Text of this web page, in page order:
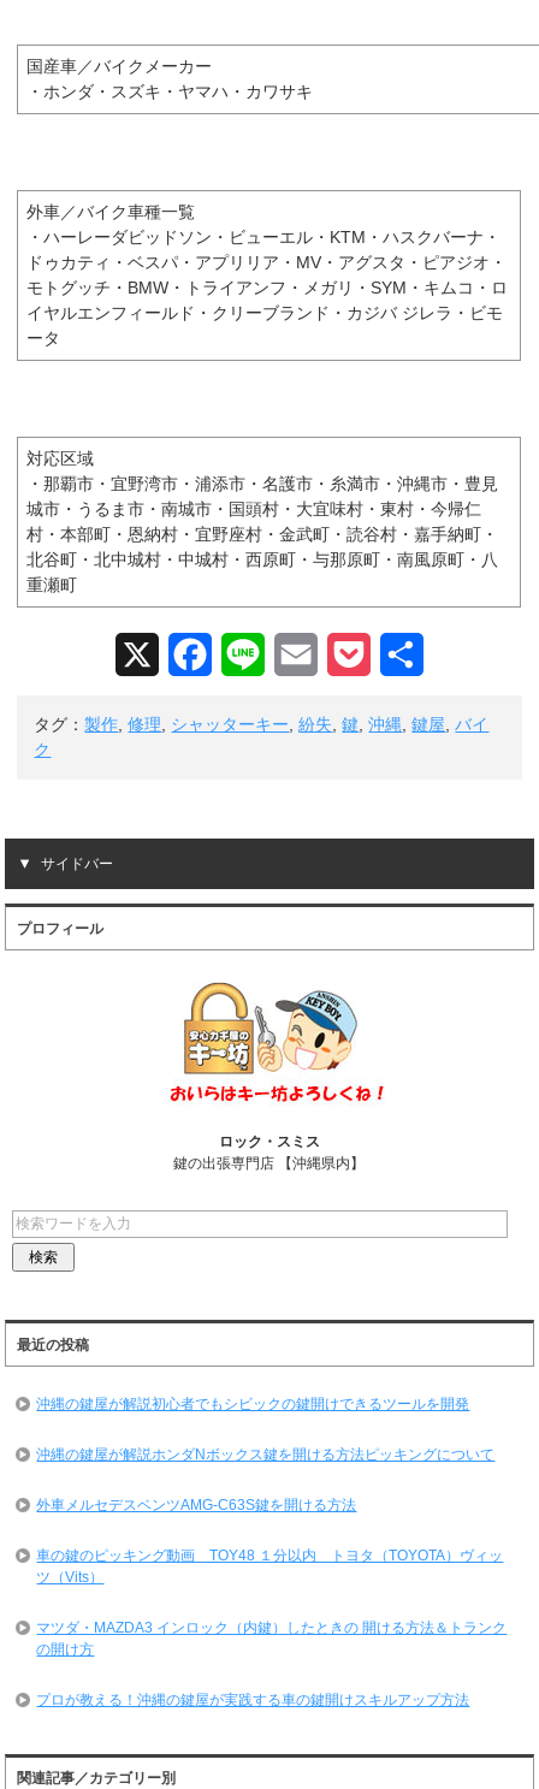
国産車／バイクメーカー
・ホンダ・スズキ・ヤマハ・カワサキ
外車／バイク車種一覧
・ハーレーダビッドソン・ビューエル・KTM・ハスクバーナ・
ドゥカティ・ベスパ・アプリリア・MV・アグスタ・ピアジオ・
モトグッチ・BMW・トライアンフ・メガリ・SYM・キムコ・ロ
イヤルエンフィールド・クリーブランド・カジバ ジレラ・ビモ
ータ
対応区域
・那覇市・宜野湾市・浦添市・名護市・糸満市・沖縄市・豊見
城市・うるま市・南城市・国頭村・大宜味村・東村・今帰仁
村・本部町・恩納村・宜野座村・金武町・読谷村・嘉手納町・
北谷町・北中城村・中城村・西原町・与那原町・南風原町・八
重瀬町
o
k
タグ：製作,修理, シャッターキー,紛失,鍵,沖縄,鍵屋,バイ
ク
サイドバー
プロフィール
ロック・スミス
鍵の出張専門店 【沖縄県内】
最近の投稿
沖縄の鍵屋が解説初心者でもシビックの鍵開けできるツールを開発
沖縄の鍵屋が解説ホンダNボックス鍵を開ける方法ピッキングについて
外車メルセデスベンツAMG-C63S鍵を開ける方法
車の鍵のピッキング動画 TOY48 １分以内 トヨタ（TOYOTA）ヴィッ
ツ（Vits）
マツダ・MAZDA3 インロック（内鍵）したときの 開ける方法＆トランク
の開け方
プロが教える！沖縄の鍵屋が実践する車の鍵開けスキルアップ方法
関連記事／カテゴリー別